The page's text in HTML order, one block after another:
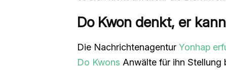
Do Kwon denkt, er
Die Nachrichtenagentur Yonhap
Do Kwons Anwälte für ihn Stellung